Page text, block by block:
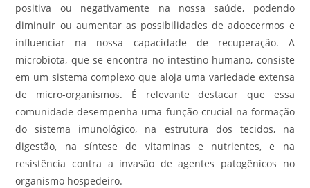
positiva ou negativamente na nossa saúde, podendo
diminuir ou aumentar as possibilidades de adoecermos e
influenciar na nossa capacidade de recuperação. A
microbiota, que se encontra no intestino humano, consiste
em um sistema complexo que aloja uma variedade extensa
de micro-organismos. É relevante destacar que essa
comunidade desempenha uma função crucial na formação
do sistema imunológico, na estrutura dos tecidos, na
digestão, na síntese de vitaminas e nutrientes, e na
resistência contra a invasão de agentes patogênicos no
organismo hospedeiro.